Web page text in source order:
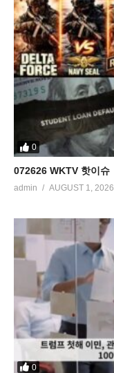
0
072626 WKTV 핫이슈
admin AUGUST 1, 2026
0